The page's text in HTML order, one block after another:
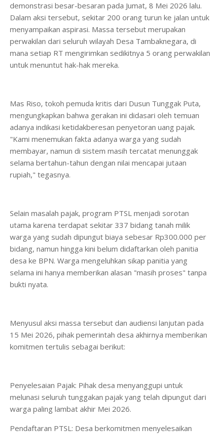
demonstrasi besar-besaran pada Jumat, 8 Mei 2026 lalu.
Dalam aksi tersebut, sekitar 200 orang turun ke jalan untuk
menyampaikan aspirasi. Massa tersebut merupakan
perwakilan dari seluruh wilayah Desa Tambaknegara, di
mana setiap RT mengirimkan sedikitnya 5 orang perwakilan
untuk menuntut hak-hak mereka.
Mas Riso, tokoh pemuda kritis dari Dusun Tunggak Puta,
mengungkapkan bahwa gerakan ini didasari oleh temuan
adanya indikasi ketidakberesan penyetoran uang pajak.
"Kami menemukan fakta adanya warga yang sudah
membayar, namun di sistem masih tercatat menunggak
selama bertahun-tahun dengan nilai mencapai jutaan
rupiah," tegasnya.
Selain masalah pajak, program PTSL menjadi sorotan
utama karena terdapat sekitar 337 bidang tanah milik
warga yang sudah dipungut biaya sebesar Rp300.000 per
bidang, namun hingga kini belum didaftarkan oleh panitia
desa ke BPN. Warga mengeluhkan sikap panitia yang
selama ini hanya memberikan alasan "masih proses" tanpa
bukti nyata.
Menyusul aksi massa tersebut dan audiensi lanjutan pada
15 Mei 2026, pihak pemerintah desa akhirnya memberikan
komitmen tertulis sebagai berikut:
Penyelesaian Pajak: Pihak desa menyanggupi untuk
melunasi seluruh tunggakan pajak yang telah dipungut dari
warga paling lambat akhir Mei 2026.
Pendaftaran PTSL: Desa berkomitmen menyelesaikan